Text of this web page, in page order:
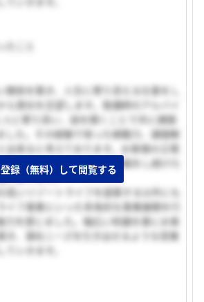
こと
関係を築き、人生に寄り添える仕事をし
ら貴社を志望します。塾講師のアルバイ
人に寄り添い、話を聞くことで共に課題
した。その経験で培った傾聴力、課題解
出来ると考えております。お客様の立場
以上のサービスを届ける挑戦をし続けた
くあります。
高いリゾートライフを提案する以外にも
イフ事業といった多角的な事業展開を行
力を感じました。幅広い知識を基にお客
き、潜在ニーズを引き出せるような営業
いきます。
録（無料）して閲覧する